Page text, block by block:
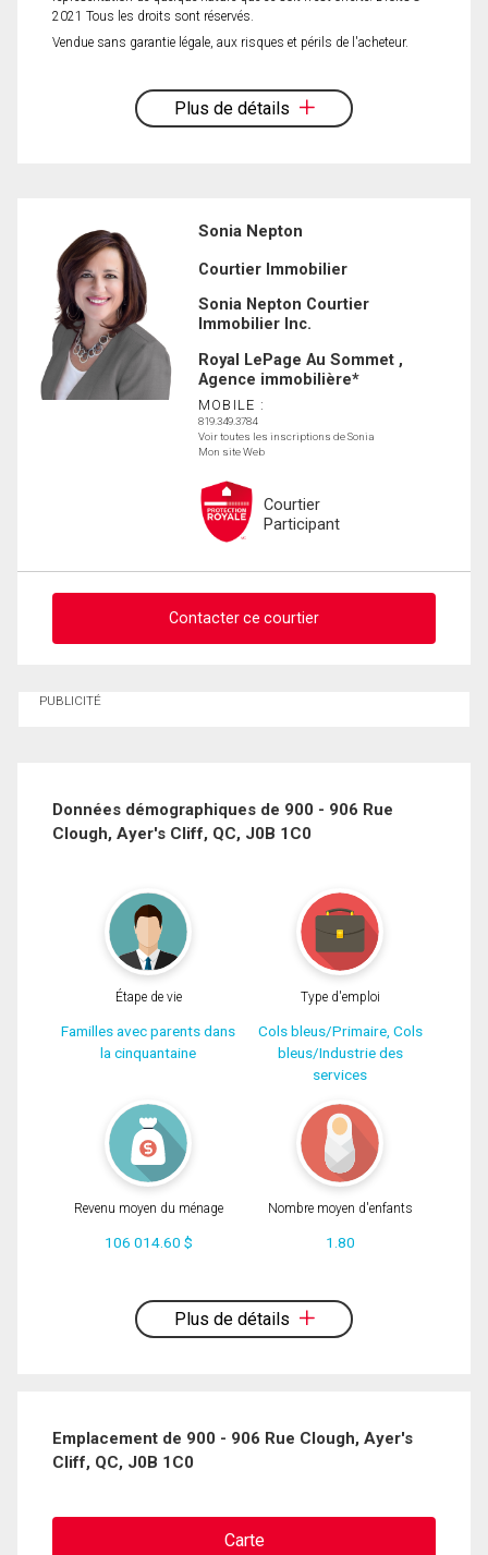
2021 Tous les droits sont réservés.
Vendue sans garantie légale, aux risques et périls de l'acheteur.
Plus de détails
Sonia Nepton
Courtier Immobilier
Sonia Nepton Courtier
Immobilier Inc.
Royal LePage Au Sommet ,
Agence immobilière*
MOBILE :
819.349.3784
Voir toutes les inscriptions de Sonia
Mon site Web
Courtier
Participant
Contacter ce courtier
Demander des infos sur cette inscription
En cliquant sur le bouton « soumettre », vous consentez à nos conditions
PUBLICITÉ
Données démographiques de 900 - 906 Rue
Clough, Ayer's Cliff, QC, J0B 1C0
Étape de vie
Familles avec parents dans
la cinquantaine
Type d'emploi
Cols bleus/Primaire, Cols
bleus/Industrie des
services
Revenu moyen du ménage
106 014.60 $
Nombre moyen d'enfants
1.80
Plus de détails
Emplacement de 900 - 906 Rue Clough, Ayer's
Cliff, QC, J0B 1C0
Carte